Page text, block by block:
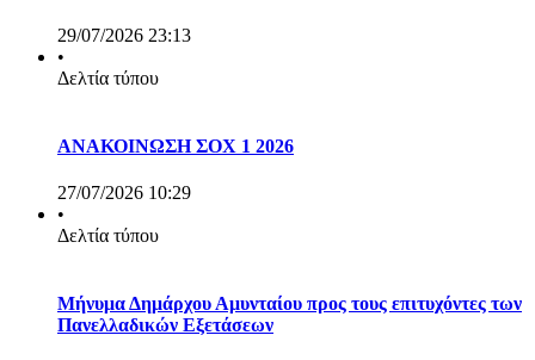
29/07/2026 23:13
•
Δελτία τύπου
ΑΝΑΚΟΙΝΩΣΗ ΣΟΧ 1 2026
27/07/2026 10:29
•
Δελτία τύπου
Μήνυμα Δημάρχου Αμυνταίου προς τους επιτυχόντες των
Πανελλαδικών Εξετάσεων